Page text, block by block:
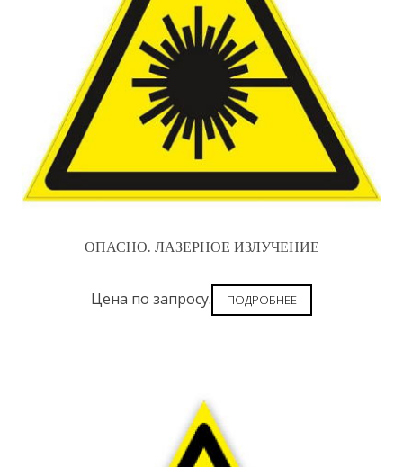
ОПАСНО. ЛАЗЕРНОЕ ИЗЛУЧЕНИЕ
Цена по запросу. ПОДРОБНЕЕ